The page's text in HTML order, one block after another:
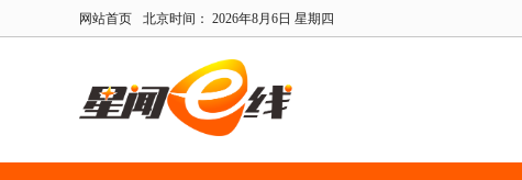
网站首页 北京时间： 2026年8月6日 星期四